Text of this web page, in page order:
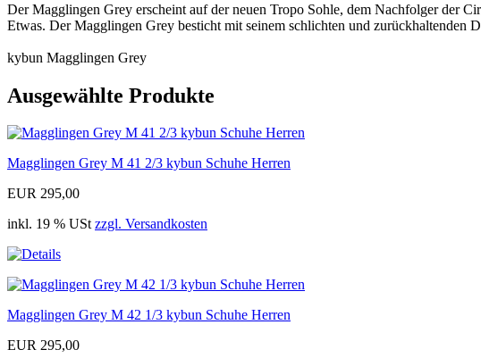
Der Magglingen Grey erscheint auf der neuen Tropo Sohle, dem Nachfolger der
Etwas. Der Magglingen Grey besticht mit seinem schlichten und zurückhaltenden
kybun Magglingen Grey
Ausgewählte Produkte
Magglingen Grey M 41 2/3 kybun Schuhe Herren
EUR 295,00
inkl. 19 % UStzzgl. Versandkosten
Magglingen Grey M 42 1/3 kybun Schuhe Herren
EUR 295,00